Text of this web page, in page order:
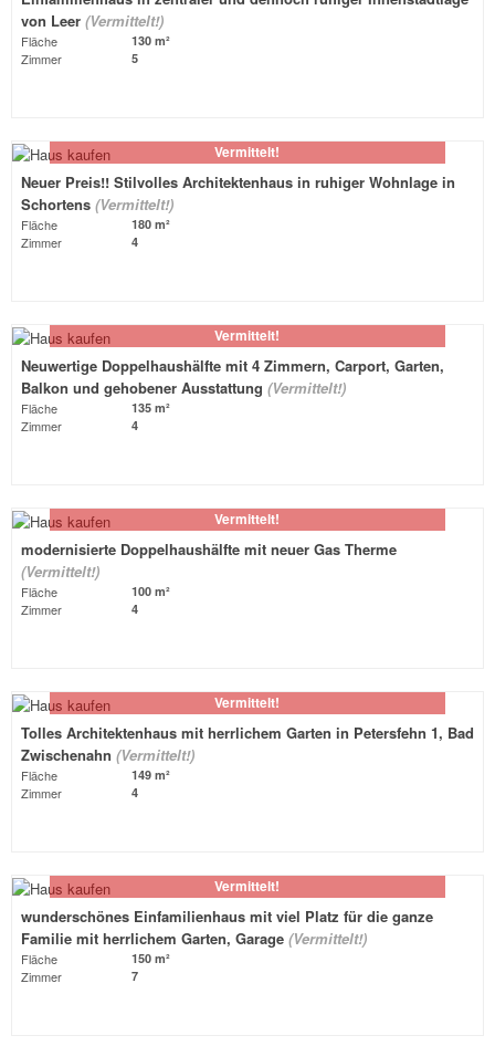
von Leer (Vermittelt!)
Fläche 130 m²
Zimmer 5
Vermittelt!
Neuer Preis!! Stilvolles Architektenhaus in ruhiger Wohnlage in
Schortens (Vermittelt!)
Fläche 180 m²
Zimmer 4
Vermittelt!
Neuwertige Doppelhaushälfte mit 4 Zimmern, Carport, Garten,
Balkon und gehobener Ausstattung (Vermittelt!)
Fläche 135 m²
Zimmer 4
Vermittelt!
modernisierte Doppelhaushälfte mit neuer Gas Therme
(Vermittelt!)
Fläche 100 m²
Zimmer 4
Vermittelt!
Tolles Architektenhaus mit herrlichem Garten in Petersfehn 1, Bad
Zwischenahn (Vermittelt!)
Fläche 149 m²
Zimmer 4
Vermittelt!
wunderschönes Einfamilienhaus mit viel Platz für die ganze
Familie mit herrlichem Garten, Garage (Vermittelt!)
Fläche 150 m²
Zimmer 7